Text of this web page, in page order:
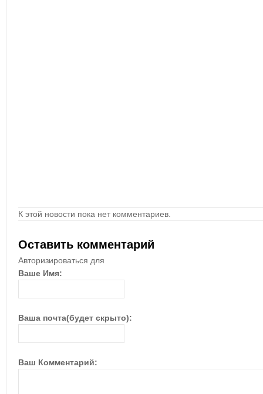
К этой новости пока нет комментариев.
Оставить комментарий
Авторизироваться для
Ваше Имя:
Ваша почта(будет скрыто):
Ваш Комментарий: